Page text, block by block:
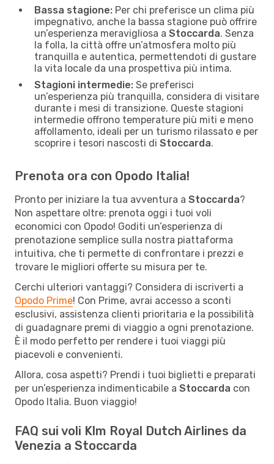
Bassa stagione: Per chi preferisce un clima più
impegnativo, anche la bassa stagione può offrire
un’esperienza meravigliosa a Stoccarda. Senza
la folla, la città offre un’atmosfera molto più
tranquilla e autentica, permettendoti di gustare
la vita locale da una prospettiva più intima.
Stagioni intermedie: Se preferisci
un’esperienza più tranquilla, considera di visitare
durante i mesi di transizione. Queste stagioni
intermedie offrono temperature più miti e meno
affollamento, ideali per un turismo rilassato e per
scoprire i tesori nascosti di Stoccarda.
Prenota ora con Opodo Italia!
Pronto per iniziare la tua avventura a Stoccarda?
Non aspettare oltre: prenota oggi i tuoi voli
economici con Opodo! Goditi un’esperienza di
prenotazione semplice sulla nostra piattaforma
intuitiva, che ti permette di confrontare i prezzi e
trovare le migliori offerte su misura per te.
Cerchi ulteriori vantaggi? Considera di iscriverti a
Opodo Prime! Con Prime, avrai accesso a sconti
esclusivi, assistenza clienti prioritaria e la possibilità
di guadagnare premi di viaggio a ogni prenotazione.
È il modo perfetto per rendere i tuoi viaggi più
piacevoli e convenienti.
Allora, cosa aspetti? Prendi i tuoi biglietti e preparati
per un’esperienza indimenticabile a Stoccarda con
Opodo Italia. Buon viaggio!
FAQ sui voli Klm Royal Dutch Airlines da
Venezia a Stoccarda